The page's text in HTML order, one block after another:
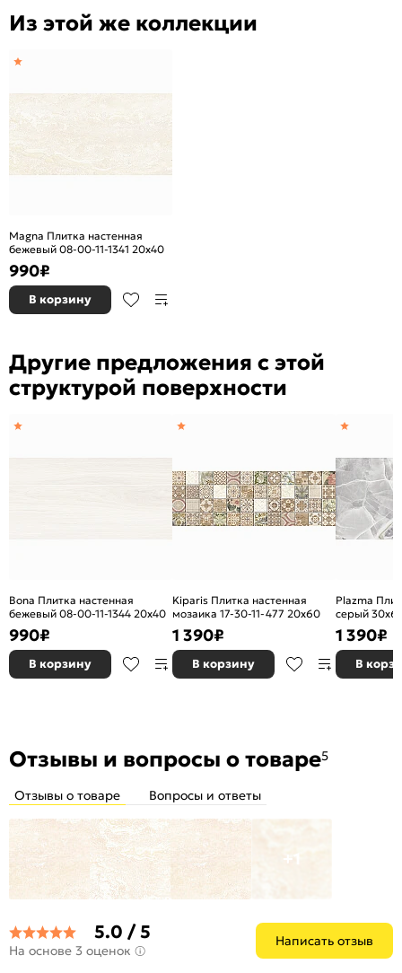
Вес упаковки (кг):
Рисунок:
Количество шт. в упаковке:
Область применения:
Морозоустойчивость:
Из этой же коллекции
Magna Плитка настенная
бежевый 08-00-11-1341 20х40
990₽
В корзину
Другие предложения с этой
структурой поверхности
Bona Плитка настенная
бежевый 08-00-11-1344 20х40
990₽
В корзину
Kiparis Плитка настенная
мозаика 17-30-11-477 20х60
1 390₽
В корзину
Plazma
серый
1 390₽
В
Отзывы и вопросы о товаре5
Отзывы о товаре Вопросы и ответы
+1
5.0 / 5
На основе 3 оценок
Написать отзыв